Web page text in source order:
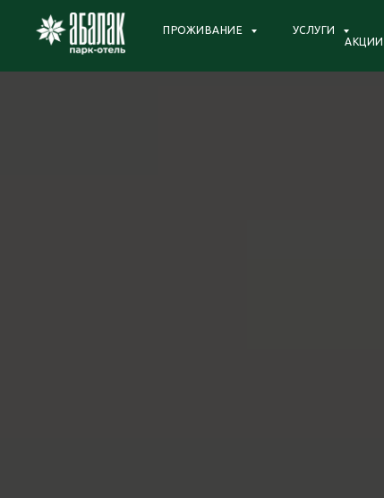
ПРОЖИВАНИЕ УСЛУГИ
АКЦИИ